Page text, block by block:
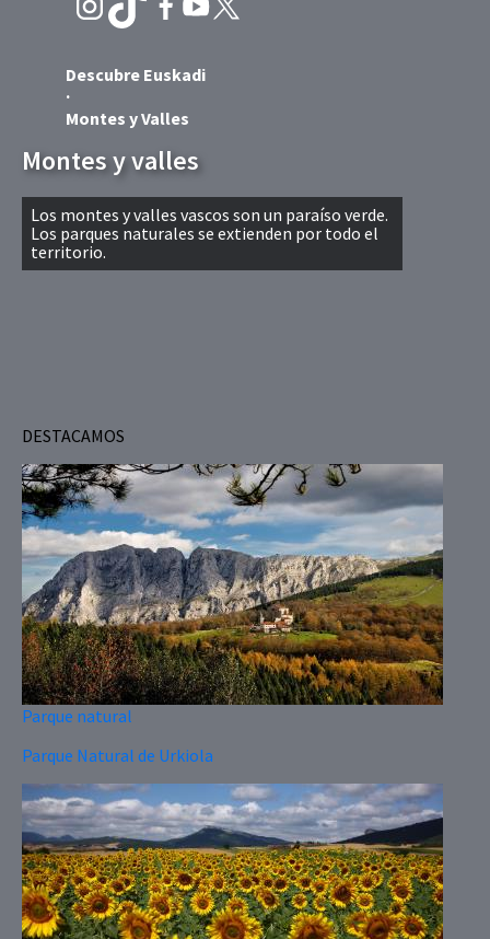
Descubre Euskadi
Montes y Valles
Montes y valles
Los montes y valles vascos son un paraíso verde.
Los parques naturales se extienden por todo el
territorio.
DESTACAMOS
Parque natural
Parque Natural de Urkiola